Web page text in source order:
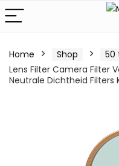
Home Shop 50
Lens Filter Camera Filter
Neutrale Dichtheid Filters